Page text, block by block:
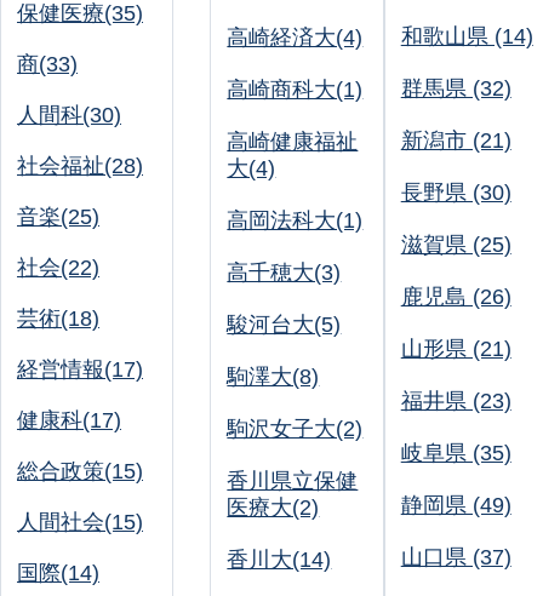
保健医療(35)
商(33)
人間科(30)
社会福祉(28)
音楽(25)
社会(22)
芸術(18)
経営情報(17)
健康科(17)
総合政策(15)
人間社会(15)
国際(14)
高崎経済大(4)
高崎商科大(1)
高崎健康福祉
大(4)
高岡法科大(1)
高千穂大(3)
駿河台大(5)
駒澤大(8)
駒沢女子大(2)
香川県立保健
医療大(2)
香川大(14)
和歌山県 (14)
群馬県 (32)
新潟市 (21)
長野県 (30)
滋賀県 (25)
鹿児島 (26)
山形県 (21)
福井県 (23)
岐阜県 (35)
静岡県 (49)
山口県 (37)